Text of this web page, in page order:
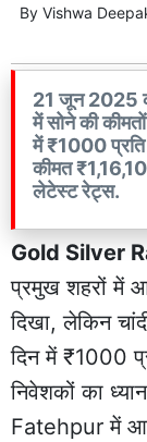
By Vishwa
21 जून 2025
में सोने की
में ₹1000 प्रति
कीमत
लेटेस्ट रेट्स.
Gold Silver
प्रमुख शहरों में
दिखा, लेकिन
दिन में ₹1000
निवेशकों का
Fatehpur में